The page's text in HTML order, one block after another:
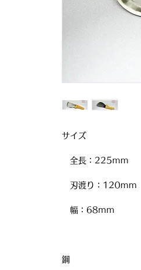
サイズ
全長：225mm
刃渡り：120mm
幅：68mm
鋼